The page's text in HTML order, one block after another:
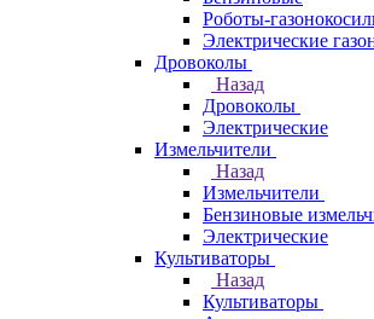
Роботы-
Электрические
Дровоколы
Назад
Дровоколы
Электрические
Измельчители
Назад
Измельчители
Бензиновые
Электрические
Культиваторы
Назад
Культиваторы